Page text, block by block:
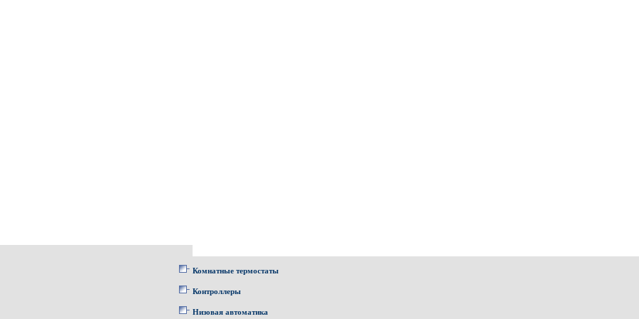
Комнатные термостаты
Контроллеры
Низовая автоматика